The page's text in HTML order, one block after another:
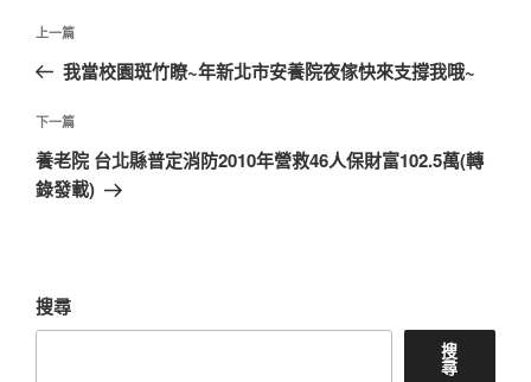
文
導
覽
上
一
文
章
上一篇
我當校園斑竹瞭~年新北市安養院夜傢快來支撐我哦~
下
一
篇
下一篇
養老院 台北縣普定消防2010年營救46人保財富102.5萬(轉
錄發載)
搜尋
搜
尋